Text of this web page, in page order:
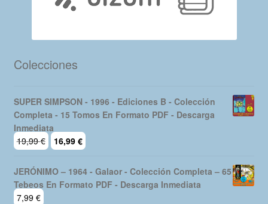
Colecciones
SUPER SIMPSON - 1996 - Ediciones B - Colección
Completa - 15 Tomos En Formato PDF - Descarga
Inmediata
19,99€
El
precio
original
era:
16,99 €
actual
JERÓNIMO – 1964 - Galaor - Colección Completa – 65
Tebeos En Formato PDF - Descarga Inmediata
7,99 €